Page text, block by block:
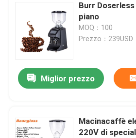
Prodotti
Burr
piano
MOQ：100
Prezzo：239USD
Miglior prezzo
Macinacaffè
220V di